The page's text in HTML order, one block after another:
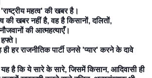
महत्व' की खबर है।
की खबर नहीं है, वह है किसानों, दलितों,
की आत्महत्याएँ।
हफ्ते।
हर राजनीतिक पार्टी उनसे 'प्यार' करने के दावे
है कि ये सारे के सारे, जिसमें किसान, आदिवासी ही